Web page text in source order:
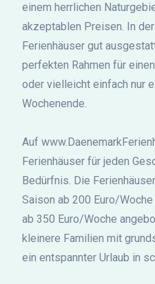
einem herrlichen
akzeptablen Preisen. In
Ferienhäuser gut
perfekten Rahmen für
oder vielleicht einfach nur
Wochenende.
Auf
Ferienhäuser für jeden
Bedürfnis. Die
Saison ab 200 Euro/
ab 350 Euro/Woche
kleinere Familien mit
ein entspannter Urlaub in